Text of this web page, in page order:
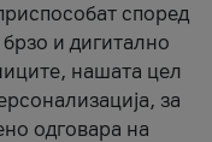
според
и дигитално
нашата цел
за
одговара на